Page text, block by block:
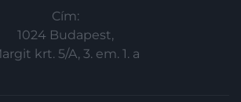
Cím:
1024 Budapest,
krt. 5/A, 3. em. 1. a